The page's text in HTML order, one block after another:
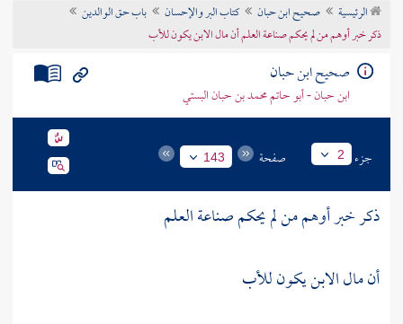
تراجم الأعلام
الرئيسية صحيح ابن حبان كتاب البر والإحسان
باب حق الوالدين
ذكر خبر أوهم من لم يحكم صناعة العلم أن مال الابن يكون للأب
صحيح ابن حبان
ابن حبان - أبو حاتم محمد بن حبان البستي
جزء 2 صفحة 143
ذكر خبر أوهم من لم يحكم صناعة العلم
أن مال الابن يكون للأب